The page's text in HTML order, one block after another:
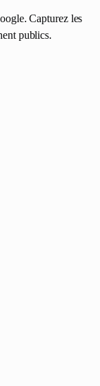
Capturez les
publics.